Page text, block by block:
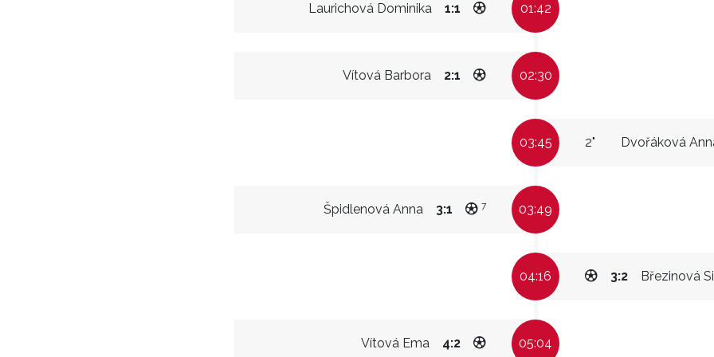
Laurichová Dominika 1:1 01:42
Vítová Barbora 2:1 02:30
03:45 Dvořáková
2"
Špidlenová Anna 3:1 7 03:49
04:16 Březinová
3:2
Vítová Ema 4:2 05:04